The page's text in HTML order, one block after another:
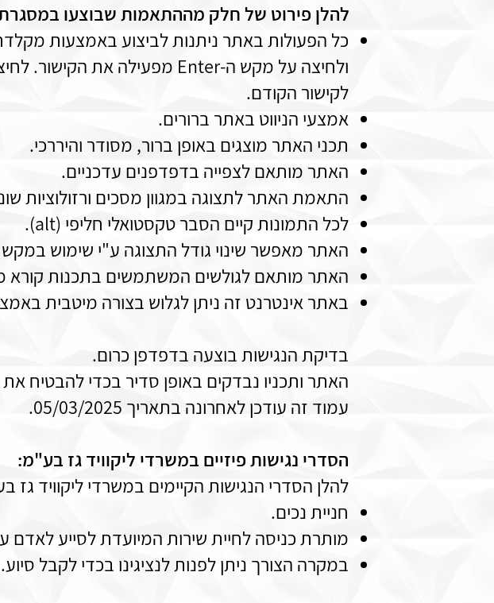
להלן פירוט של חלק מההתאמות שבוצעו
לקישור הקודם.
אמצעי הניווט באתר ברורים.
תכני האתר מוצגים באופן ברור, מסודר והיררכי.
האתר מותאם לצפייה בדפדפנים עדכניים.
התאמת האתר לתצוגה במגוון מסכים ורזולוציות
לכל התמונות קיים הסבר טקסטואלי חליפי (alt).
האתר מאפשר שינוי גודל התצוגה ע"י שימוש במקש Ctrl וגלגלת העכבר.
האתר מותאם לגולשים המשתמשים בתכנות קורא
באתר אינטרנט זה ניתן לגלוש בצורה מיטבית
בדיקת הנגישות בוצעה בדפדפן כרום.
האתר ותכניו נבדקים באופן סדיר בכדי להבטיח
עמוד זה עודכן לאחרונה בתאריך 05/03/2025.
הסדרי נגישות פיזיים במשרדי ליקוויד גז בע"מ:
להלן הסדרי הנגישות הקיימים במשרדי ליקוויד
חניית נכים.
מותרת כניסה לחיית שירות המיועדת לסייע לאדם
במקרה הצורך ניתן לפנות לנציגינו בכדי לקבל סיוע.